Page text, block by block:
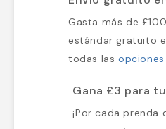
Envío gratuito
Gasta más de
estándar gratuito
Gana £3 para
¡Por cada prenda